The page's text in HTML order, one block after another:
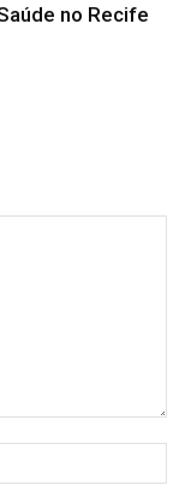
no Recife